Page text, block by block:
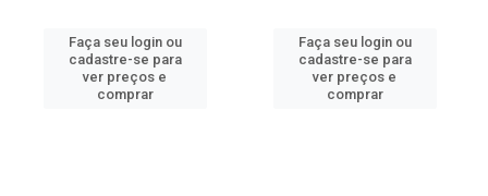
Faça seu login ou
cadastre-se para
ver preços e
comprar
Faça seu login ou
cadastre-se para
ver preços e
comprar